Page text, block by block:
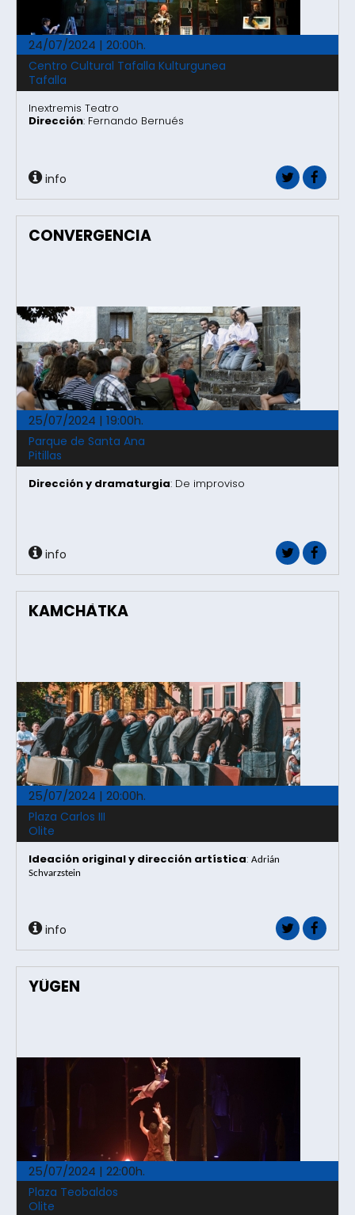
24/07/2024 | 20:00h.
Centro Cultural Tafalla Kulturgunea
Tafalla
Inextremis Teatro
Dirección: Fernando Bernués
info
CONVERGENCIA
25/07/2024 | 19:00h.
Parque de Santa Ana
Pitillas
Dirección y dramaturgia: De improviso
info
KAMCHÀTKA
25/07/2024 | 20:00h.
Plaza Carlos III
Olite
Ideación original y dirección artística: Adrián
Schvarzstein
info
YÛGEN
25/07/2024 | 22:00h.
Plaza Teobaldos
Olite